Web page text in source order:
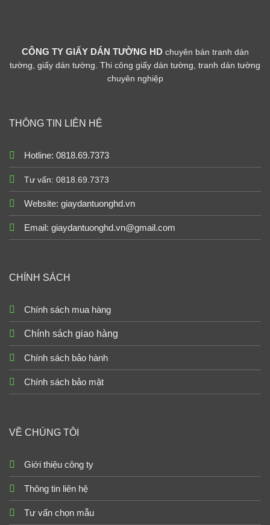
CÔNG TY GIẤY DÁN TƯỜNG HD chuyên bán tranh dán
tường, giấy dán tường. Thi công giấy dán tường, tranh dán tường
chuyên nghiệp
THÔNG TIN LIÊN HỆ
Hotline: 0818.69.7373
Tư vấn: 0818.69.7373
Website: giaydantuonghd.vn
Email: giaydantuonghd.vn@gmail.com
CHÍNH SÁCH
Chính sách mua hàng
Chính sách giao hàng
Chính sách bảo hành
Chính sách bảo mật
VỀ CHÚNG TÔI
Giới thiệu công ty
Thông tin liên hệ
Tư vấn chọn mẫu